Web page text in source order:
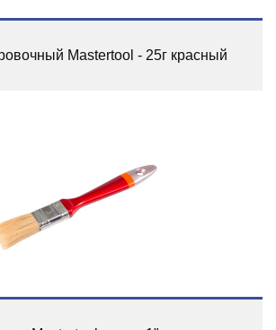
Mastertool - 25г красный